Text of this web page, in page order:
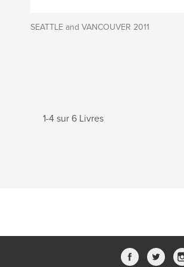
SEATTLE and VANCOUVER 2011
1-4 sur 6 Livres